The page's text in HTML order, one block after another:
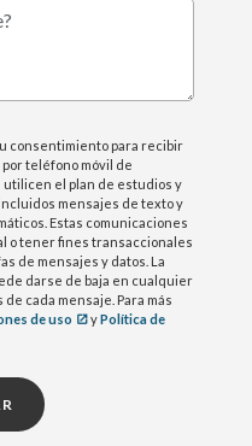
consentimiento para recibir
teléfono móvil de
utilicen el plan de estudios y
mensajes de texto y
Estas comunicaciones
o tener fines transaccionales
de mensajes y datos. La
darse de baja en cualquier
cada mensaje. Para más
de uso yPolítica de